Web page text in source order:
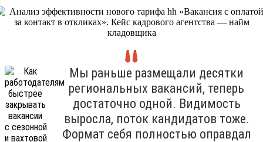
Мы раньше размещали десятки
региональных вакансий, теперь
достаточно одной. Видимость
выросла, поток кандидатов тоже.
Формат себя полностью оправдал